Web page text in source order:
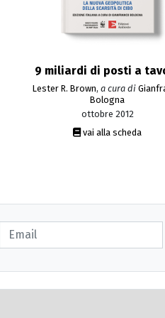
9 miliardi di posti a
Lester R. Brown, a cura di
Bologna
ottobre 2012
vai alla scheda